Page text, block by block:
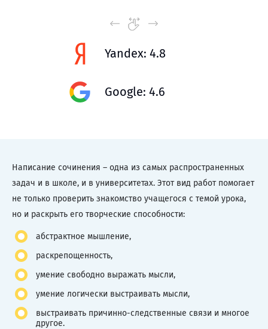
Yandex: 4.8
Google: 4.6
Написание сочинения – одна из самых распространенных
задач и в школе, и в университетах. Этот вид работ помогает
не только проверить знакомство учащегося с темой урока,
но и раскрыть его творческие способности:
абстрактное мышление,
раскрепощенность,
умение свободно выражать мысли,
умение логически выстраивать мысли,
выстраивать причинно-следственные связи и многое
другое.